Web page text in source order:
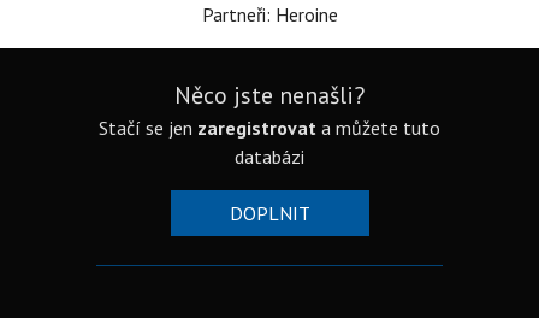
Partneři: Heroine
Něco jste nenašli?
Stačí se jen zaregistrovat a můžete tuto
databázi
DOPLNIT